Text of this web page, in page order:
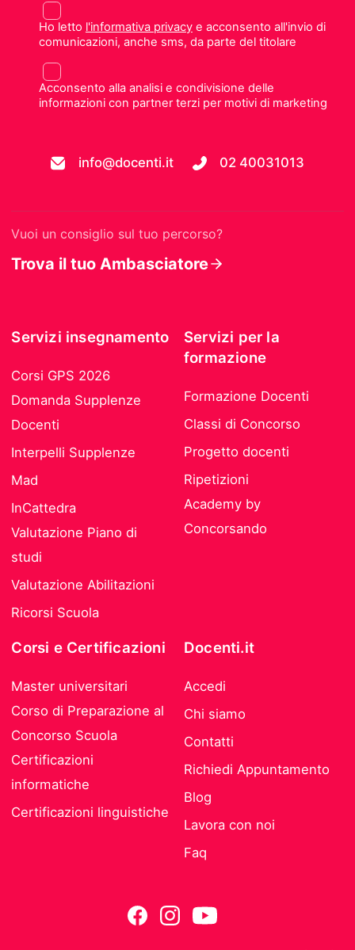
Ho letto l'informativa privacye acconsento all'invio di
comunicazioni, anche sms, da parte del titolare
Acconsento alla analisi e condivisione delle
informazioni con partner terzi per motivi di marketing
info@docenti.it 02 40031013
Vuoi un consiglio sul tuo percorso?
Trova il tuo Ambasciatore
Servizi insegnamento
Corsi GPS 2026
Domanda Supplenze
Docenti
Interpelli Supplenze
Mad
InCattedra
Valutazione Piano di
studi
Valutazione Abilitazioni
Ricorsi Scuola
Servizi per la
formazione
Formazione Docenti
Classi di Concorso
Progetto docenti
Ripetizioni
Academy by
Concorsando
Corsi e Certificazioni
Master universitari
Corso di Preparazione al
Concorso Scuola
Certificazioni
informatiche
Certificazioni linguistiche
Docenti.it
Accedi
Chi siamo
Contatti
Richiedi Appuntamento
Blog
Lavora con noi
Faq